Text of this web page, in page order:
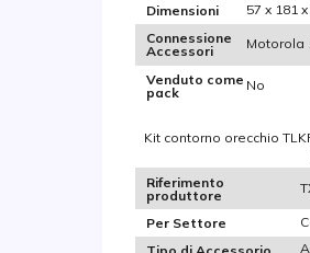
Dimensioni
57 x 181
Connessione
Accessori
Motorola
Venduto come
pack
No
Kit contorno orecchio
Riferimento
produttore
Per Settore